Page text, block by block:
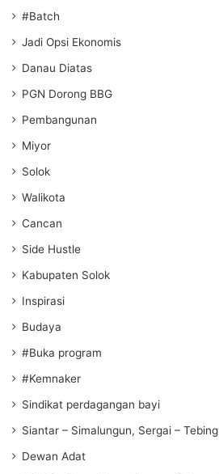
#Batch
Jadi Opsi Ekonomis
Danau Diatas
PGN Dorong BBG
Pembangunan
Miyor
Solok
Walikota
Cancan
Side Hustle
Kabupaten Solok
Inspirasi
Budaya
#Buka program
#Kemnaker
Sindikat perdagangan bayi
Siantar – Simalungun, Sergai – Tebing
Dewan Adat